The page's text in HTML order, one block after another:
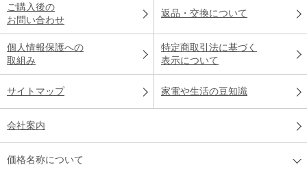
ご購入後の
お問い合わせ
返品・交換について
個人情報保護への
取組み
特定商取引法に基づく
表示について
サイトマップ 家電や生活の豆知識
会社案内
価格名称について